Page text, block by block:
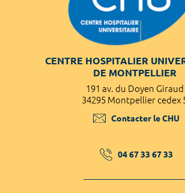
CENTRE HOSPITALIER
DE MONTPELLIER
191 av. du Doyen Giraud
34295 Montpellier cedex
Contacter le CHU
04 67 33 67 33